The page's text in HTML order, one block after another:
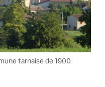
tarnaise de 1900